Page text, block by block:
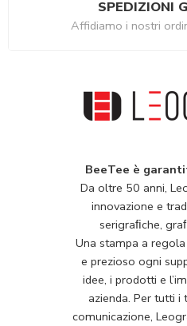
SPEDIZIONI
Affidiamo i nostri
BeeTee è
Da oltre 50 anni,
innovazione e
serigraﬁche,
Una stampa a regola
e prezioso ogni
idee, i prodotti e
azienda. Per tutti i
comunicazione,